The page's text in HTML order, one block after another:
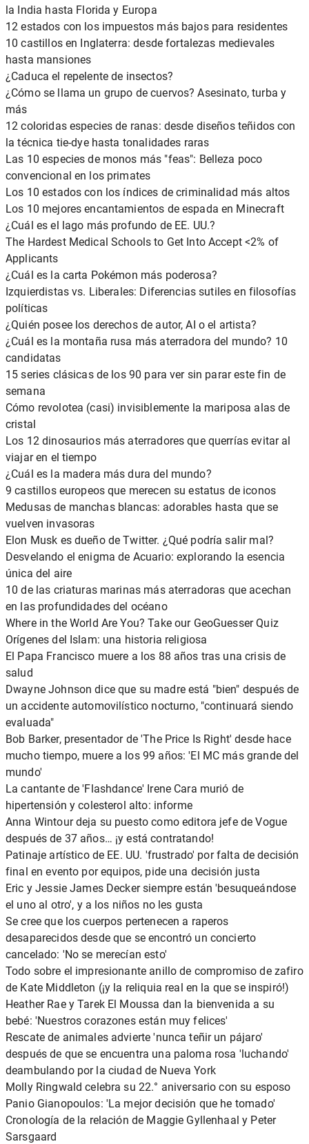
la India hasta Florida y Europa
12 estados con los impuestos más bajos para residentes
10 castillos en Inglaterra: desde fortalezas medievales
hasta mansiones
¿Caduca el repelente de insectos?
¿Cómo se llama un grupo de cuervos? Asesinato, turba y
más
12 coloridas especies de ranas: desde diseños teñidos con
la técnica tie-dye hasta tonalidades raras
Las 10 especies de monos más "feas": Belleza poco
convencional en los primates
Los 10 estados con los índices de criminalidad más altos
Los 10 mejores encantamientos de espada en Minecraft
¿Cuál es el lago más profundo de EE. UU.?
The Hardest Medical Schools to Get Into Accept <2% of
Applicants
¿Cuál es la carta Pokémon más poderosa?
Izquierdistas vs. Liberales: Diferencias sutiles en filosofías
políticas
¿Quién posee los derechos de autor, AI o el artista?
¿Cuál es la montaña rusa más aterradora del mundo? 10
candidatas
15 series clásicas de los 90 para ver sin parar este fin de
semana
Cómo revolotea (casi) invisiblemente la mariposa alas de
cristal
Los 12 dinosaurios más aterradores que querrías evitar al
viajar en el tiempo
¿Cuál es la madera más dura del mundo?
9 castillos europeos que merecen su estatus de iconos
Medusas de manchas blancas: adorables hasta que se
vuelven invasoras
Elon Musk es dueño de Twitter. ¿Qué podría salir mal?
Desvelando el enigma de Acuario: explorando la esencia
única del aire
10 de las criaturas marinas más aterradoras que acechan
en las profundidades del océano
Where in the World Are You? Take our GeoGuesser Quiz
Orígenes del Islam: una historia religiosa
El Papa Francisco muere a los 88 años tras una crisis de
salud
Dwayne Johnson dice que su madre está "bien" después de
un accidente automovilístico nocturno, "continuará siendo
evaluada"
Bob Barker, presentador de 'The Price Is Right' desde hace
mucho tiempo, muere a los 99 años: 'El MC más grande del
mundo'
La cantante de 'Flashdance' Irene Cara murió de
hipertensión y colesterol alto: informe
Anna Wintour deja su puesto como editora jefe de Vogue
después de 37 años… ¡y está contratando!
Patinaje artístico de EE. UU. 'frustrado' por falta de decisión
final en evento por equipos, pide una decisión justa
Eric y Jessie James Decker siempre están 'besuqueándose
el uno al otro', y a los niños no les gusta
Se cree que los cuerpos pertenecen a raperos
desaparecidos desde que se encontró un concierto
cancelado: 'No se merecían esto'
Todo sobre el impresionante anillo de compromiso de zafiro
de Kate Middleton (¡y la reliquia real en la que se inspiró!)
Heather Rae y Tarek El Moussa dan la bienvenida a su
bebé: 'Nuestros corazones están muy felices'
Rescate de animales advierte 'nunca teñir un pájaro'
después de que se encuentra una paloma rosa 'luchando'
deambulando por la ciudad de Nueva York
Molly Ringwald celebra su 22.° aniversario con su esposo
Panio Gianopoulos: 'La mejor decisión que he tomado'
Cronología de la relación de Maggie Gyllenhaal y Peter
Sarsgaard